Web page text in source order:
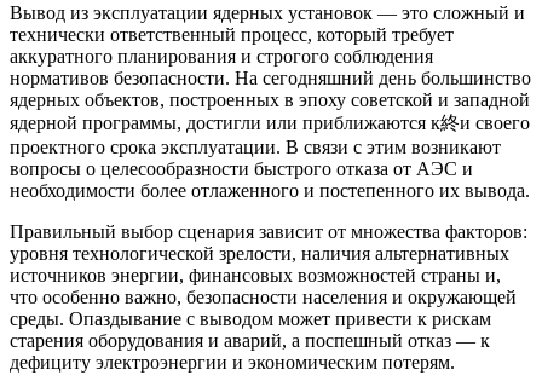
Вывод из эксплуатации ядерных установок — это сложный и
технически ответственный процесс, который требует
аккуратного планирования и строгого соблюдения
нормативов безопасности. На сегодняшний день большинство
ядерных объектов, построенных в эпоху советской и западной
ядерной программы, достигли или приближаются к終и своего
проектного срока эксплуатации. В связи с этим возникают
вопросы о целесообразности быстрого отказа от АЭС и
необходимости более отлаженного и постепенного их вывода.
Правильный выбор сценария зависит от множества факторов:
уровня технологической зрелости, наличия альтернативных
источников энергии, финансовых возможностей страны и,
что особенно важно, безопасности населения и окружающей
среды. Опаздывание с выводом может привести к рискам
старения оборудования и аварий, а поспешный отказ — к
дефициту электроэнергии и экономическим потерям.